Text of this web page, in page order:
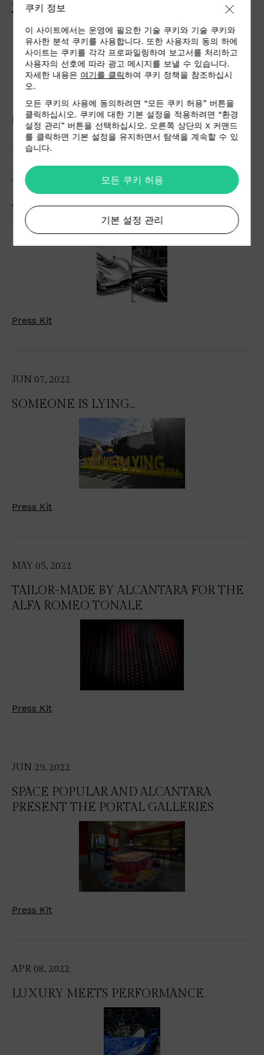
THE YEAR"
Press Kit
JUN 14, 2022
ALCANTARA & CZINGER, GOODWOOD
FESTIVAL OF SPEED 2022
Press Kit
JUN 07, 2022
SOMEONE IS LYING...
Press Kit
MAY 05, 2022
TAILOR-MADE BY ALCANTARA FOR THE
ALFA ROMEO TONALE
Press Kit
JUN 29, 2022
SPACE POPULAR AND ALCANTARA
PRESENT THE PORTAL GALLERIES
Press Kit
APR 08, 2022
LUXURY MEETS PERFORMANCE
쿠키 정보
이 사이트에서는 운영에 필요한 기술 쿠키와 기술 쿠키와
유사한 분석 쿠키를 사용합니다. 또한 사용자의 동의 하에
사이트는 쿠키를 각각 프로파일링하여 보고서를 처리하고
사용자의 선호에 따라 광고 메시지를 보낼 수 있습니다.
자세한 내용은 여기를 클릭하여 쿠키 정책을 참조하십시
오.
모든 쿠키의 사용에 동의하려면 “모든 쿠키 허용” 버튼을
클릭하십시오. 쿠키에 대한 기본 설정을 적용하려면 “환경
설정 관리” 버튼을 선택하십시오. 오른쪽 상단의 X 커맨드
를 클릭하면 기본 설정을 유지하면서 탐색을 계속할 수 있
습니다.
모든 쿠키 허용
기본 설정 관리